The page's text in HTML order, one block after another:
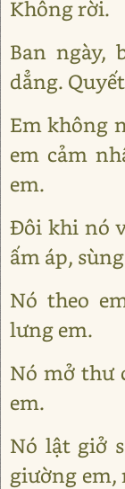
Không rời.
Ban ngày,
dẳng.
Em không
em cảm
em.
Đôi khi nó
ấm áp,
Nó theo
lưng em.
Nó mở thư
em.
Nó lật giở
giường em,